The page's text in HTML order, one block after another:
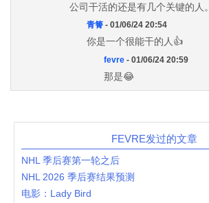
公司干活的还是有几个关键的人。
青箐 - 01/06/24 20:54
你是一个很能干的人👍
fevre - 01/06/24 20:59
那是😂
FEVRE发过的文章
NHL 季后赛第一轮之后
NHL 2026 季后赛结果预测
电影：Lady Bird